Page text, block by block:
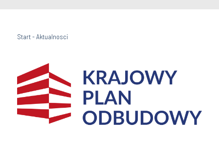
Start-Aktualnosci